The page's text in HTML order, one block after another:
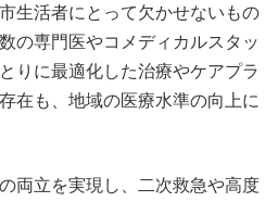
生活者にとって欠かせないもの
の専門医やコメディカルスタッ
りに最適化した治療やケアプラ
在も、地域の医療水準の向上に
両立を実現し、二次救急や高度